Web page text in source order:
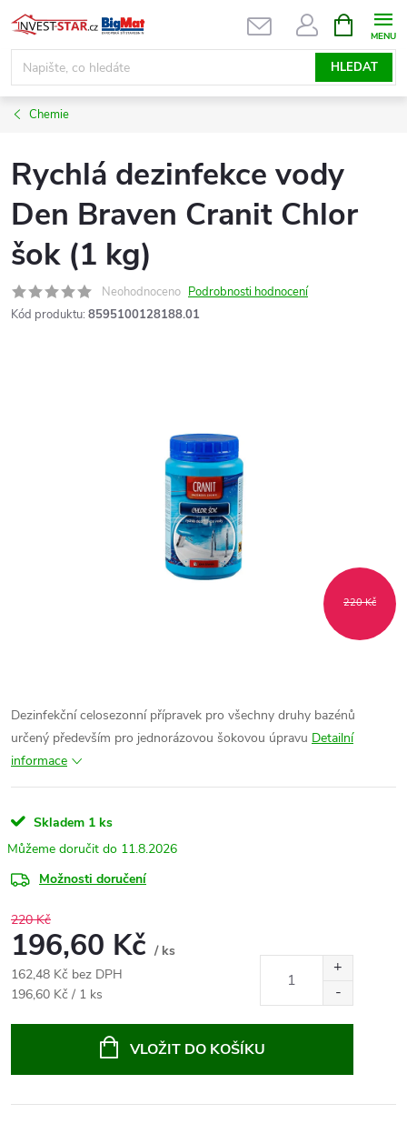
Přejít
na
obsah
HLEDAT
NÁKUPNÍ
KOŠÍK
Chemie
Rychlá dezinfekce vody
Den Braven Cranit Chlor
šok (1 kg)
Neohodnoceno Podrobnosti hodnocení
Kód produktu: 8595100128188.01
220 Kč
Dezinfekční celosezonní přípravek pro všechny druhy bazénů
určený především pro jednorázovou šokovou úpravu Detailní
informace
Skladem 1 ks
11.8.2026
Možnosti doručení
220 Kč
196,60 Kč / ks
162,48 Kč bez DPH
Měrná
196,60 Kč / 1 ks
VLOŽIT DO KOŠÍKU